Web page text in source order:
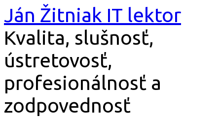
Preskočiť
na
obsah
Ján Žitniak IT lektor
Kvalita, slušnosť,
ústretovosť,
profesionálnosť a
zodpovednosť